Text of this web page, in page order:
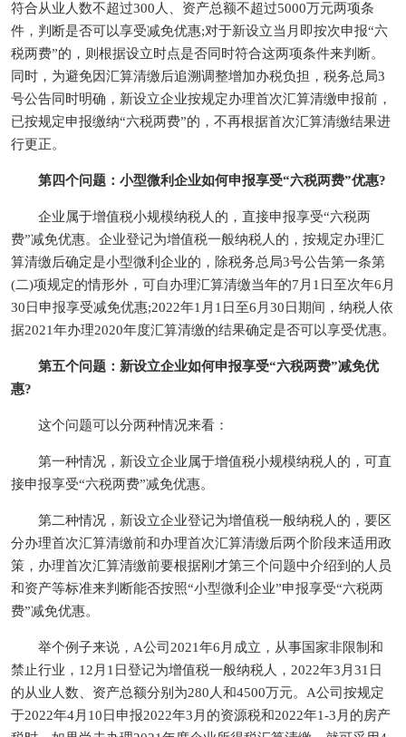
符合从业人数不超过300人、资产总额不超过5000万元两项条
件，判断是否可以享受减免优惠;对于新设立当月即按次申报“六
税两费”的，则根据设立时点是否同时符合这两项条件来判断。
同时，为避免因汇算清缴后追溯调整增加办税负担，税务总局3
号公告同时明确，新设立企业按规定办理首次汇算清缴申报前，
已按规定申报缴纳“六税两费”的，不再根据首次汇算清缴结果进
行更正。
第四个问题：小型微利企业如何申报享受“六税两费”优惠?
企业属于增值税小规模纳税人的，直接申报享受“六税两
费”减免优惠。企业登记为增值税一般纳税人的，按规定办理汇
算清缴后确定是小型微利企业的，除税务总局3号公告第一条第
(二)项规定的情形外，可自办理汇算清缴当年的7月1日至次年6月
30日申报享受减免优惠;2022年1月1日至6月30日期间，纳税人依
据2021年办理2020年度汇算清缴的结果确定是否可以享受优惠。
第五个问题：新设立企业如何申报享受“六税两费”减免优
惠?
这个问题可以分两种情况来看：
第一种情况，新设立企业属于增值税小规模纳税人的，可直
接申报享受“六税两费”减免优惠。
第二种情况，新设立企业登记为增值税一般纳税人的，要区
分办理首次汇算清缴前和办理首次汇算清缴后两个阶段来适用政
策，办理首次汇算清缴前要根据刚才第三个问题中介绍到的人员
和资产等标准来判断能否按照“小型微利企业”申报享受“六税两
费”减免优惠。
举个例子来说，A公司2021年6月成立，从事国家非限制和
禁止行业，12月1日登记为增值税一般纳税人，2022年3月31日
的从业人数、资产总额分别为280人和4500万元。A公司按规定
于2022年4月10日申报2022年3月的资源税和2022年1-3月的房产